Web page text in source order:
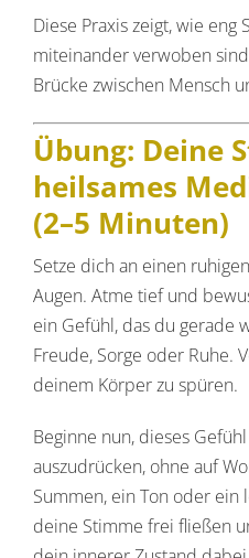
Diese Praxis zeigt, wie
miteinander verwoben
Brücke zwischen Mensch
Übung: Deine
heilsames
(2–5 Minuten)
Setze dich an einen
Augen. Atme tief und
ein Gefühl, das du gerade
Freude, Sorge oder Ruhe.
deinem Körper zu spüren.
Beginne nun, dieses
auszudrücken, ohne auf
Summen, ein Ton oder ein
deine Stimme frei fließen